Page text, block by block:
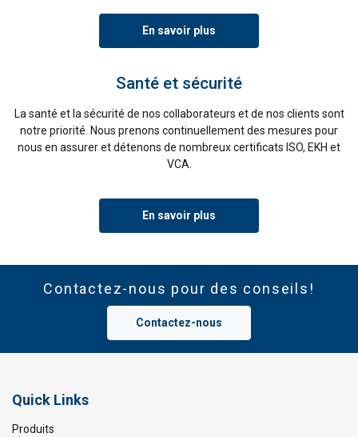
En savoir plus
Santé et sécurité
La santé et la sécurité de nos collaborateurs et de nos clients sont
notre priorité. Nous prenons continuellement des mesures pour
nous en assurer et détenons de nombreux certificats ISO, EKH et
VCA.
En savoir plus
Contactez-nous pour des conseils!
Contactez-nous
Quick Links
Produits